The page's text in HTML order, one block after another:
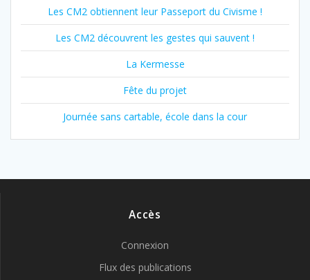
Les CM2 obtiennent leur Passeport du Civisme !
Les CM2 découvrent les gestes qui sauvent !
La Kermesse
Fête du projet
Journée sans cartable, école dans la cour
Accès
Connexion
Flux des publications